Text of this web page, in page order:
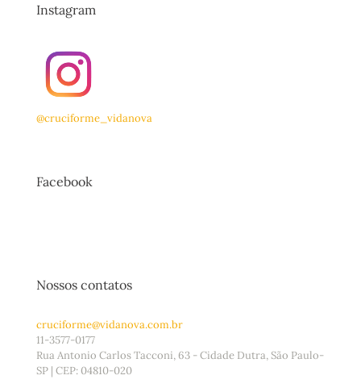
Instagram
@cruciforme_vidanova
Facebook
Nossos contatos
cruciforme@vidanova.com.br
11-3577-0177
Rua Antonio Carlos Tacconi, 63 - Cidade Dutra, São Paulo-
SP | CEP: 04810-020